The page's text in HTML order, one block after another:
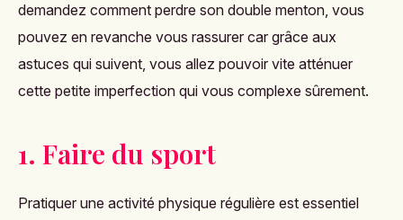
demandez comment perdre son double menton, vous
pouvez en revanche vous rassurer car grâce aux
astuces qui suivent, vous allez pouvoir vite atténuer
cette petite imperfection qui vous complexe sûrement.
1. Faire du sport
Pratiquer une activité physique régulière est essentiel